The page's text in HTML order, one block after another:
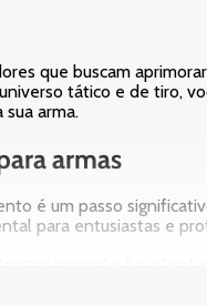
que buscam
tático e de tiro,
arma.
armas
é um passo
para entusiastas e